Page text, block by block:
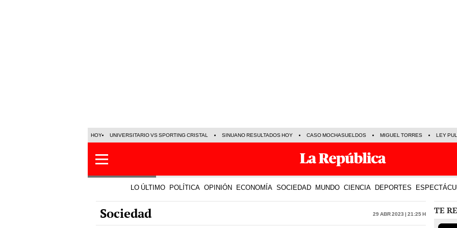
HOY UNIVERSITARIO VS SPORTING CRISTAL SINUANO RESULTADOS HOY CASO MOCHASUELDOS MIGUEL TORRES LEY
LO ÚLTIMO POLÍTICA OPINIÓN ECONOMÍA SOCIEDAD MUNDO CIENCIA DEPORTES
Sociedad 29 Abr 2023 | 21:25 h TE